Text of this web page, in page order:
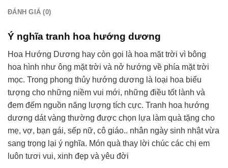
ĐÁNH GIÁ (0)
Ý nghĩa tranh hoa hướng dương
Hoa Hướng Dương hay còn gọi là hoa mặt trời vì bông
hoa hình như ông mặt trời và nở hướng về phía mặt trời
mọc. Trong phong thủy hướng dương là loại hoa biểu
tượng cho những niềm vui mới, những điều tốt lành và
đem đếm nguồn năng lượng tích cực. Tranh hoa hướng
dương dát vàng thường được chọn lựa làm quà tặng cho
mẹ, vợ, bạn gái, sếp nữ, cô giáo.. nhân ngày sinh nhật vừa
sang trọng lại ý nghĩa. Món quà thay lời chúc các chị em
luôn tươi vui, xinh đẹp và yêu đời